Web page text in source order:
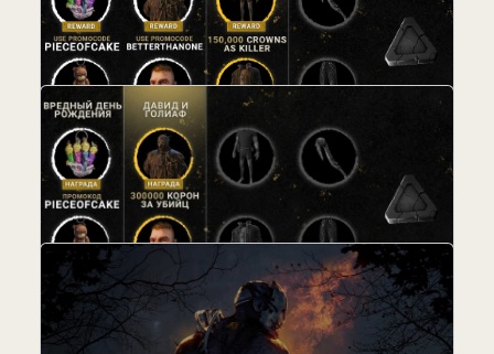
Синобита из хоррора "Восставший из ада"
08.09.2021 / Автор: Хлоя
новость
Промокодов вам с утреца
13.07.2021 / Автор:Елена (Хлоя) Хмелева
новость
Очередная награда в Dead by Daylight
08.07.2021 / Автор:Елена (Хлоя) Хмелева
новость
Первая награда в Dead By Daylight